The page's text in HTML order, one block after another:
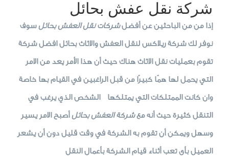
شركة نقل عفش بحائل
إذا من من الباحثين عن أفضلشركات نقل العفش بحائلسوف
نوفر لك شركة ريلاكس لنقل العفش والاثاث بحائل افضل شركة
تقوم بعمليات نقل الاثاث هناك حيث أن هذا الأمر يعد من الامر
التي يحمل لها همًا كبيرًا من قبل الراغبين في القيام بها خاصة
وان كانت الممتلكات التي يمتلكها الشخص الذي يرغب في
التنقل كثيرة حيث أنه معشركة العفش بحائل أصبح الامر يسير
وسهل ويمكن أن تقوم به الشركة في وقت قليل دون أن يشعر
العميل بأى تعب أثناء قيام الشركة بأعمال النقل